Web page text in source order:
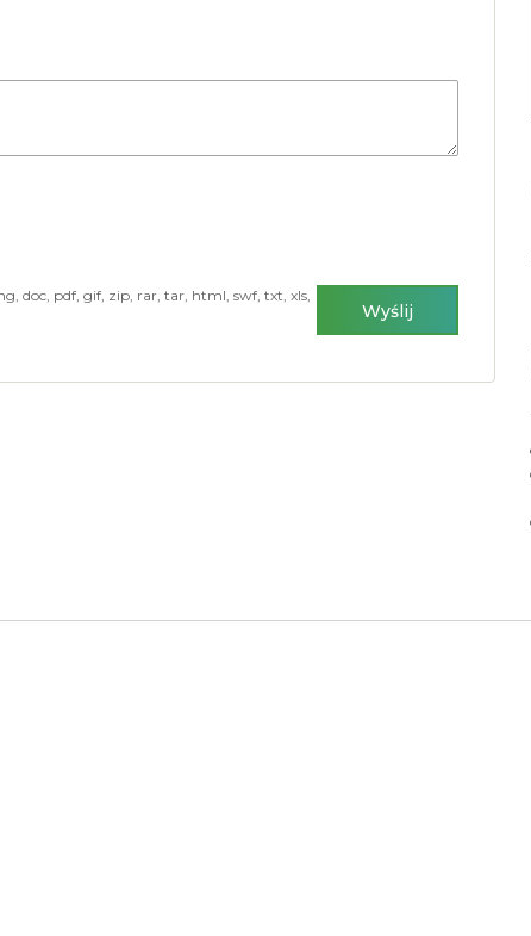
doc, pdf, gif, zip, rar, tar, html, swf, txt, xls,
Wyślij